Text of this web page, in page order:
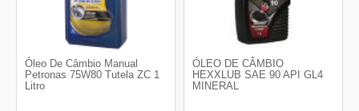
Óleo De Câmbio Manual
Petronas 75W80 Tutela ZC 1
Litro
ÓLEO DE CÂMBIO
HEXXLUB SAE 90 API GL4
MINERAL